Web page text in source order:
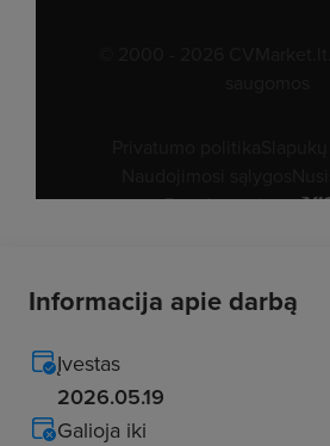
Informacija apie darbą
Įvestas
2026.05.19
Galioja iki